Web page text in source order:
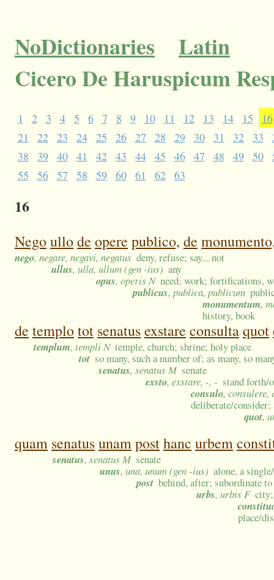
NoDictionaries
Latin
Cicero De Haruspicum
1 2 3 4 5 6 7 8 9 10 11 12 13 14 15
16
21
22 23 24 25 26 27 28 29 30 31 32 33
38
39 40 41 42 43 44 45 46 47 48 49 50
55
56 57 58 59 60 61 62 63
16
Negoullode opere publico, de
nego, negare, negavi, negatus deny, refuse; say... not
ullus, ulla, ullum (gen -ius) any
opus, operis N need; work; fortifications,
publicus, publica, publicum
monumentum,
history, book
de templotot senatusexstare consultaquot
templum, templi N temple, church; shrine; holy place
tot so many, such a number of; as many, so
senatus, senatus M senate
exsto, exstare, -, - stand forth/
consulo, consulere,
deliberate/consider;
quot,
quam senatusunamposthanc urbem
senatus, senatus M senate
unus, una, unum (gen -ius) alone, a
post behind, after; subordinate to
urbs, urbis F
place/